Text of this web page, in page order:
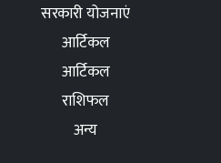
सरकारी योजनाएं
आर्टिकल
आर्टिकल
राशिफल
अन्य